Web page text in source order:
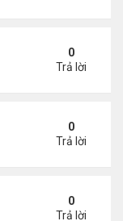
tăng giá 100
0
Trả lời
xuất chip hàng đầu
0
Trả lời
0
Trả lời